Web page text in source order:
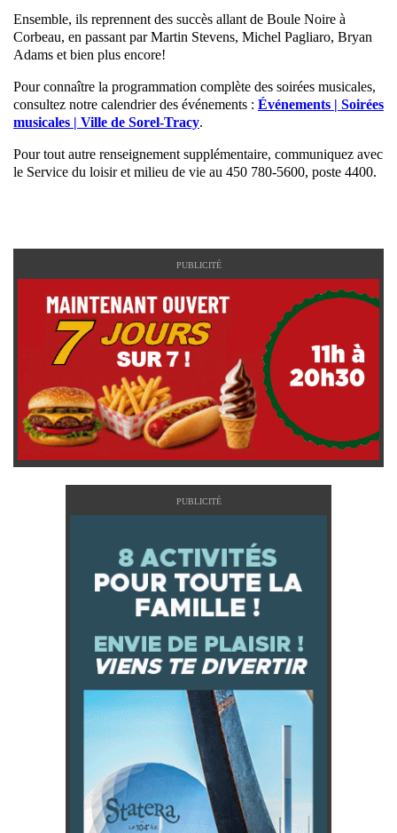
Ensemble, ils reprennent des succès allant de Boule Noire à
Corbeau, en passant par Martin Stevens, Michel Pagliaro, Bryan
Adams et bien plus encore!
Pour connaître la programmation complète des soirées musicales,
consultez notre calendrier des événements : Événements | Soirées
musicales | Ville de Sorel-Tracy.
Pour tout autre renseignement supplémentaire, communiquez avec
le Service du loisir et milieu de vie au 450 780-5600, poste 4400.
PUBLICITÉ
PUBLICITÉ